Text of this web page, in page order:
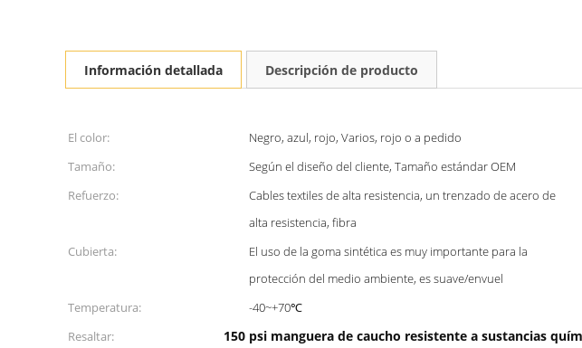
Información detallada Descripción de producto
El color: Negro, azul, rojo, Varios, rojo o a pedido
Tamaño:
Según el diseño del cliente, Tamaño estándar OEM
Refuerzo:
Cables textiles de alta resistencia, un trenzado de acero de
alta resistencia, fibra
Cubierta:
El uso de la goma sintética es muy importante para la
protección del medio ambiente, es suave/envuel
Temperatura: -40~+70℃
Resaltar:
150 psi manguera de caucho resistente a sustancias